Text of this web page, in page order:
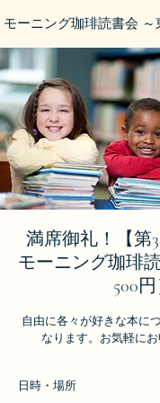
モーニング珈琲読書会 ～
満席御礼！【第
モーニング珈琲
500円
自由に各々が好きな本に
なります。お気軽に
日時・場所